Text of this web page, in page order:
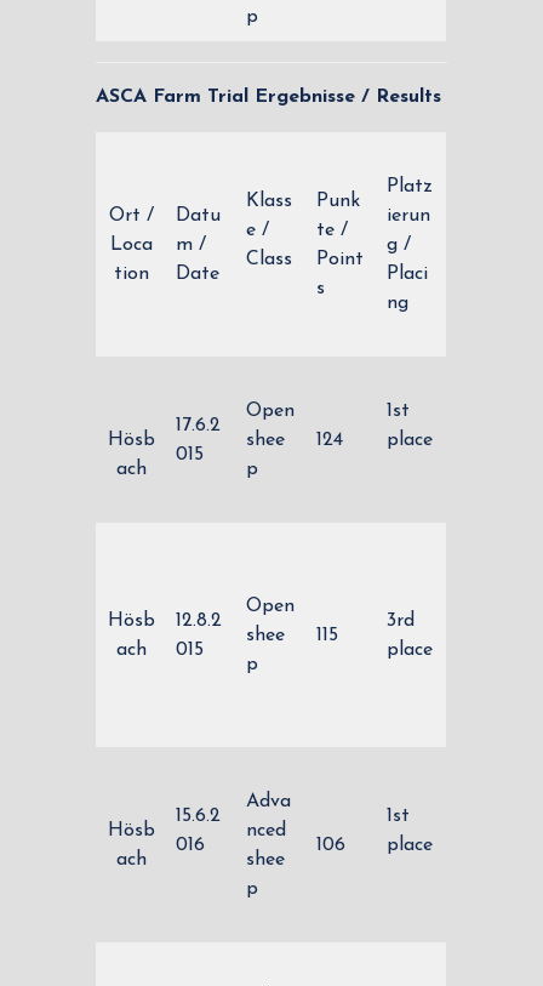
p
ASCA Farm Trial Ergebnisse / Results
Ort /
Loca
tion
Datu
m /
Date
Klass
e /
Class
Punk
te /
Point
s
Platz
ierun
g /
Placi
ng
Hösb
ach
17.6.2
015
Open
shee
p
124
1st
place
Hösb
ach
12.8.2
015
Open
shee
p
115
3rd
place
Hösb
ach
15.6.2
016
Adva
nced
shee
p
106
1st
place